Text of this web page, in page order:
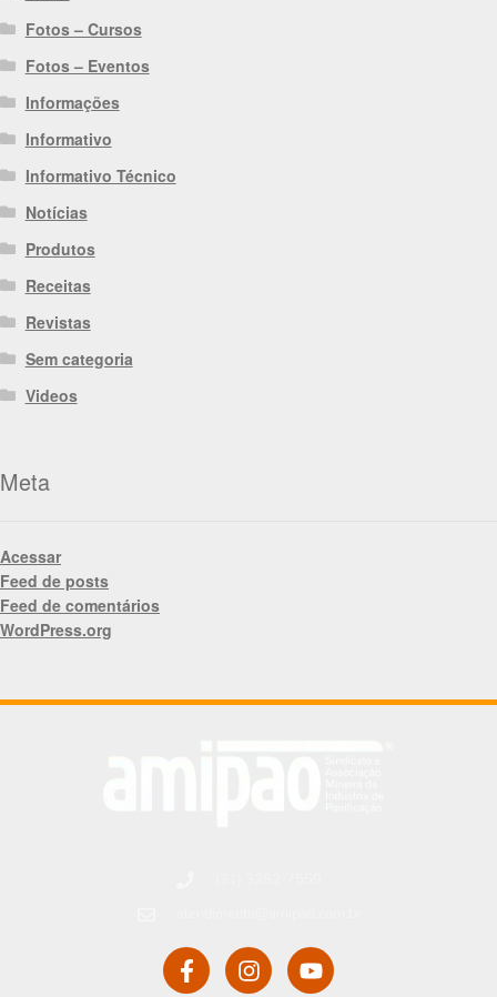
Fotos – Cursos
Fotos – Eventos
Informações
Informativo
Informativo Técnico
Notícias
Produtos
Receitas
Revistas
Sem categoria
Videos
Meta
Acessar
Feed de posts
Feed de comentários
WordPress.org